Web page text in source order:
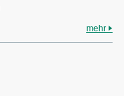
mehr